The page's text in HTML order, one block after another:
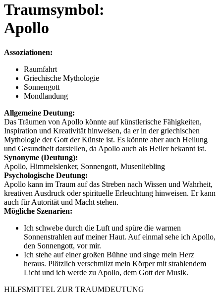
Traumsymbol:
Apollo
Assoziationen:
Raumfahrt
Griechische Mythologie
Sonnengott
Mondlandung
Allgemeine Deutung:
Das Träumen von Apollo könnte auf künstlerische Fähigkeiten,
Inspiration und Kreativität hinweisen, da er in der griechischen
Mythologie der Gott der Künste ist. Es könnte aber auch Heilung
und Gesundheit darstellen, da Apollo auch als Heiler bekannt ist.
Synonyme (Deutung):
Apollo, Himmelslenker, Sonnengott, Musenliebling
Psychologische Deutung:
Apollo kann im Traum auf das Streben nach Wissen und Wahrheit,
kreativen Ausdruck oder spirituelle Erleuchtung hinweisen. Er kann
auch für Autorität und Macht stehen.
Mögliche Szenarien:
Ich schwebe durch die Luft und spüre die warmen
Sonnenstrahlen auf meiner Haut. Auf einmal sehe ich Apollo,
den Sonnengott, vor mir.
Ich stehe auf einer großen Bühne und singe mein Herz
heraus. Plötzlich verschmilzt mein Körper mit strahlendem
Licht und ich werde zu Apollo, dem Gott der Musik.
HILFSMITTEL ZUR TRAUMDEUTUNG